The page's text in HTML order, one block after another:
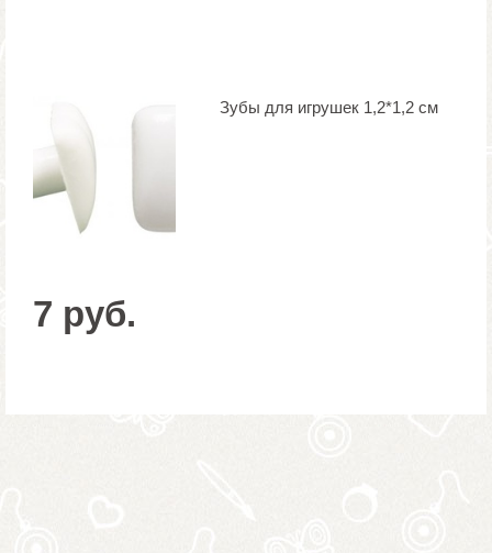
Зубы для игрушек 1,2*1,2 см
7 руб.